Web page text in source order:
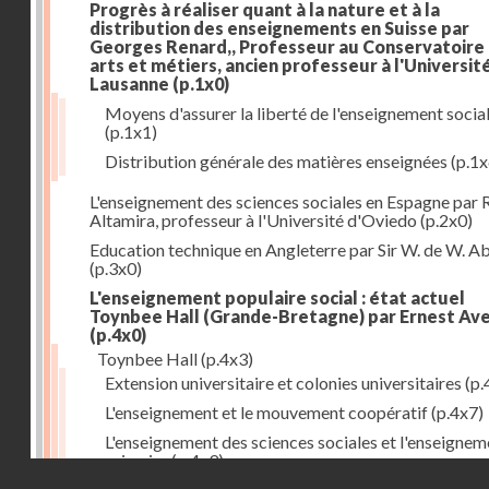
Progrès à réaliser quant à la nature et à la
distribution des enseignements en Suisse par
Georges Renard,, Professeur au Conservatoire
arts et métiers, ancien professeur à
Lausanne (p.1x0)
Moyens d'assurer la liberté de l'enseignement social
(p.1x1)
Distribution générale des matières enseignées
L'enseignement des sciences sociales en Espagne par
Altamira, professeur à l'Université d'Oviedo (p.2x0)
Education technique en Angleterre par Sir W. de W.
(p.3x0)
L'enseignement populaire social : état actuel
Toynbee Hall (Grande-Bretagne) par Ernest
(p.4x0)
Toynbee Hall(p.4x3)
Extension universitaire et colonies universitaires
L'enseignement et le mouvement coopératif(p.4x7)
L'enseignement des sciences sociales et
primaire(p.4x9)